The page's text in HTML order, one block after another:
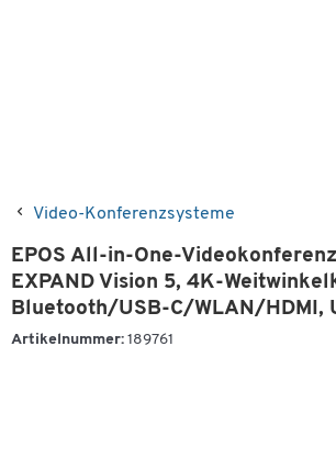
Video-Konferenzsysteme
EPOS All-in-One-
EXPAND Vision 5, 4K-
Bluetooth/USB-C/WLAN/HDMI,
Artikelnummer: 189761